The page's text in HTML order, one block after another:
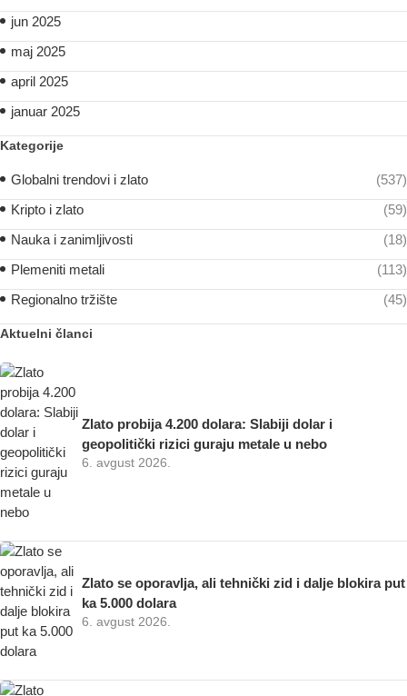
jun 2025
maj 2025
april 2025
januar 2025
Kategorije
Globalni trendovi i zlato
(537)
Kripto i zlato
(59)
Nauka i zanimljivosti
(18)
Plemeniti metali
(113)
Regionalno tržište
(45)
Aktuelni članci
Zlato probija 4.200 dolara: Slabiji dolar i
geopolitički rizici guraju metale u nebo
6. avgust 2026.
Zlato se oporavlja, ali tehnički zid i dalje blokira put
ka 5.000 dolara
6. avgust 2026.